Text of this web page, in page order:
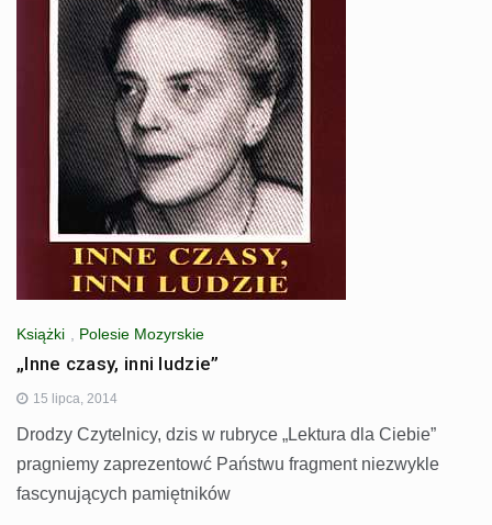
Książki , Polesie Mozyrskie
„Inne czasy, inni ludzie”
15 lipca, 2014
Drodzy Czytelnicy, dzis w rubryce „Lektura dla Ciebie”
pragniemy zaprezentowć Państwu fragment niezwykle
fascynujących pamiętników